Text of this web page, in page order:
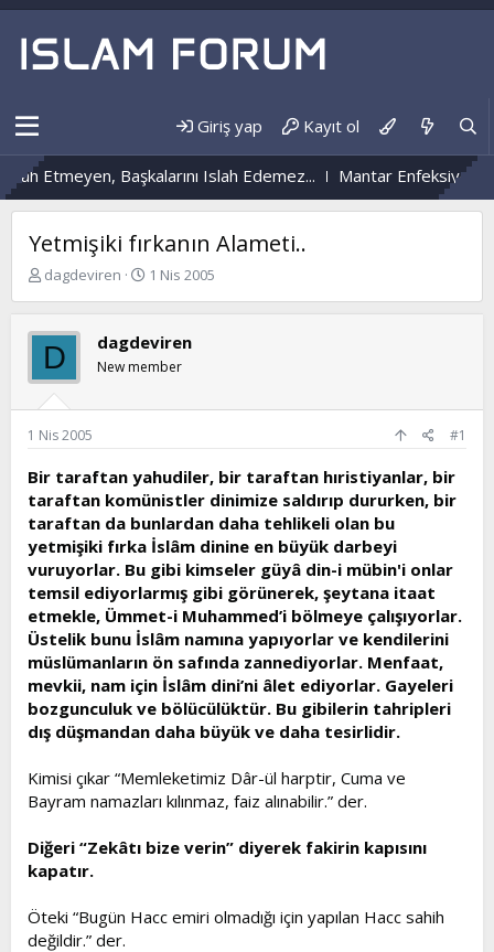
Giriş yap Kayıt ol
Başkalarını Islah Edemez... Mantar Enfeksiyonu
Yetmişiki fırkanın Alameti..
K
b
u
y
u
b
a
l
t
a
n
dagdeviren
B
a
n
ı
a
r
i
h
1 Nis 2005
D dagdeviren
New member
1 Nis 2005 #1
Bir taraftan yahudiler, bir taraftan hıristiyanlar, bir
taraftan komünistler dinimize saldırıp dururken, bir
taraftan da bunlardan daha tehlikeli olan bu
yetmişiki fırka İslâm dinine en büyük darbeyi
vuruyorlar. Bu gibi kimseler güyâ din-i mübin'i onlar
temsil ediyorlarmış gibi görünerek, şeytana itaat
etmekle, Ümmet-i Muhammed’i bölmeye çalışıyorlar.
Üstelik bunu İslâm namına yapıyorlar ve kendilerini
müslümanların ön safında zannediyorlar. Menfaat,
mevkii, nam için İslâm dini’ni âlet ediyorlar. Gayeleri
bozgunculuk ve bölücülüktür. Bu gibilerin tahripleri
dış düşmandan daha büyük ve daha tesirlidir.
Kimisi çıkar “Memleketimiz Dâr-ül harptir, Cuma ve
Bayram namazları kılınmaz, faiz alınabilir.” der.
Diğeri “Zekâtı bize verin” diyerek fakirin kapısını
kapatır.
Öteki “Bugün Hacc emiri olmadığı için yapılan Hacc sahih
değildir.” der.